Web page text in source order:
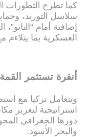
كما تطرح التطورات
سلاسل التوريد،
إضافية أمام
العسكرية بما
أنقرة تستثمر
وتتعامل تركيا مع
استراتيجية لتعزيز
دورها الجغرافي
والبحر الأسود.